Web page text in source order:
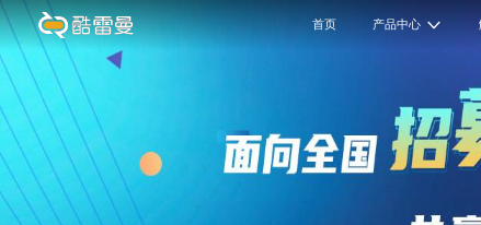
首页 产品中心